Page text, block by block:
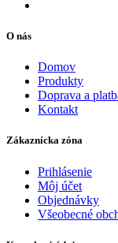
O nás
Domov
Produkty
Doprava a
Kontakt
Zákaznícka zóna
Prihlásenie
Môj účet
Objednávky
Všeobecné